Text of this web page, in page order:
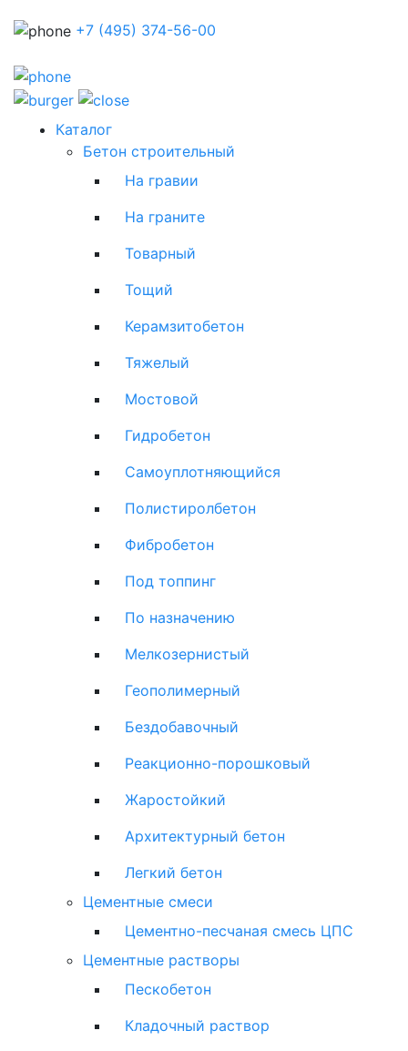
+7 (495) 374-56-00
Каталог
Бетон строительный
На гравии
На граните
Товарный
Тощий
Керамзитобетон
Тяжелый
Мостовой
Гидробетон
Самоуплотняющийся
Полистиролбетон
Фибробетон
Под топпинг
По назначению
Мелкозернистый
Геополимерный
Бездобавочный
Реакционно-порошковый
Жаростойкий
Архитектурный бетон
Легкий бетон
Цементные смеси
Цементно-песчаная смесь ЦПС
Цементные растворы
Пескобетон
Кладочный раствор